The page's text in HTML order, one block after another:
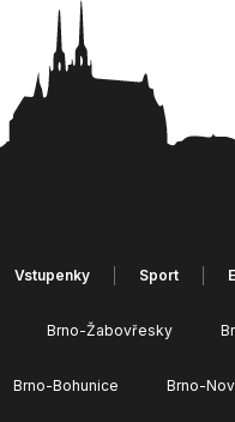
Vstupenky Sport
Brno-Žabovřesky
Brno-Bohunice Brno-